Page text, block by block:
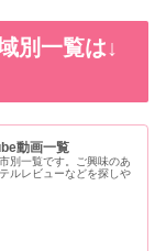
別一覧は↓
動画一覧
別一覧です。ご興味のあ
ルレビューなどを探しや